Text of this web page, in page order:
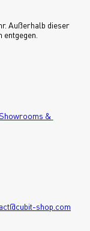
Außerhalb dieser
Showrooms &
shop.com